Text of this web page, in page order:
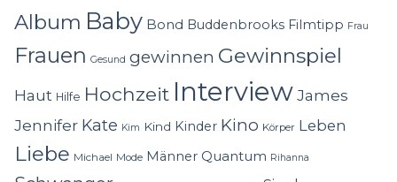
Album Baby Bond Buddenbrooks Filmtipp Frau
Frauen Gesund gewinnen Gewinnspiel
Haut Hilfe Hochzeit InterviewJames
Jennifer Kate Kim Kind Kinder Kino Körper Leben
Liebe Michael Mode Männer Quantum Rihanna